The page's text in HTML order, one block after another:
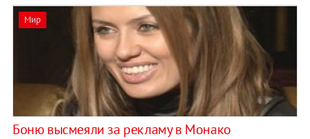
Мир
Боню высмеяли за рекламу в Монако